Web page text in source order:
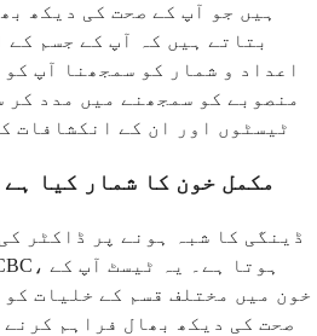
ہیں جو آپ کے صحت کی دیکھ
بتاتے ہیں کہ آپ کے جسم کے
اعداد و شمار کو سمجھنا آپ کو
منصوبے کو سمجھنے میں مدد کر
ٹیسٹوں اور ان کے انکشافات
مکمل خون کا شمار کیا
ڈینگی کا شبہ ہونے پر ڈاکٹر
خون میں مختلف قسم کے خلیات
صحت کی دیکھ بھال فراہم